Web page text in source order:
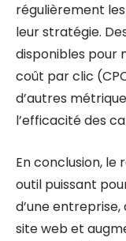
régulièrement
leur stratégie.
disponibles pour
coût par clic
d’autres
l’efficacité des
En conclusion,
outil puissant
d’une
site web et